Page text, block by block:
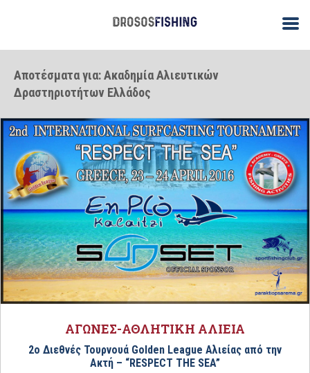
Αποτέσματα για: Ακαδημία Αλιευτικών
Δραστηριοτήτων Ελλάδος
ΑΓΩΝΕΣ-ΑΘΛΗΤΙΚΗ ΑΛΙΕΙΑ
2ο Διεθνές Τουρνουά Golden League Αλιείας από την
Ακτή – “RESPECT THE SEA”